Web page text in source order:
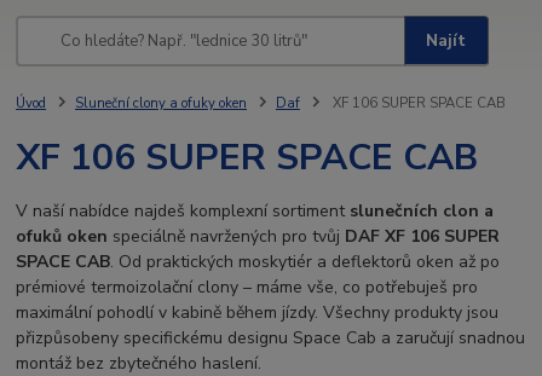
Najít
Úvod Sluneční clony a ofuky oken Daf XF 106 SUPER SPACE CAB
XF 106 SUPER SPACE CAB
V naší nabídce najdeš komplexní sortiment slunečních clon a
ofuků oken speciálně navržených pro tvůj DAF XF 106 SUPER
SPACE CAB. Od praktických moskytiér a deflektorů oken až po
prémiové termoizolační clony – máme vše, co potřebuješ pro
maximální pohodlí v kabině během jízdy. Všechny produkty jsou
přizpůsobeny specifickému designu Space Cab a zaručují snadnou
montáž bez zbytečného haslení.